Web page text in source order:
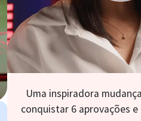
Uma inspiradora
conquistar 6 aprovações e